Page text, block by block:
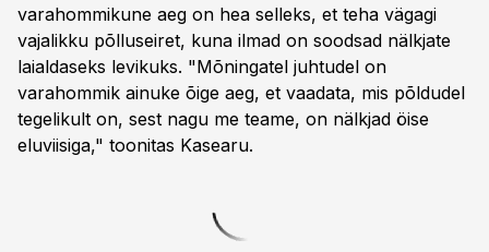
varahommikune aeg on hea selleks, et teha vägagi
vajalikku põlluseiret, kuna ilmad on soodsad nälkjate
laialdaseks levikuks. "Mõningatel juhtudel on
varahommik ainuke õige aeg, et vaadata, mis põldudel
tegelikult on, sest nagu me teame, on nälkjad öise
eluviisiga," toonitas Kasearu.